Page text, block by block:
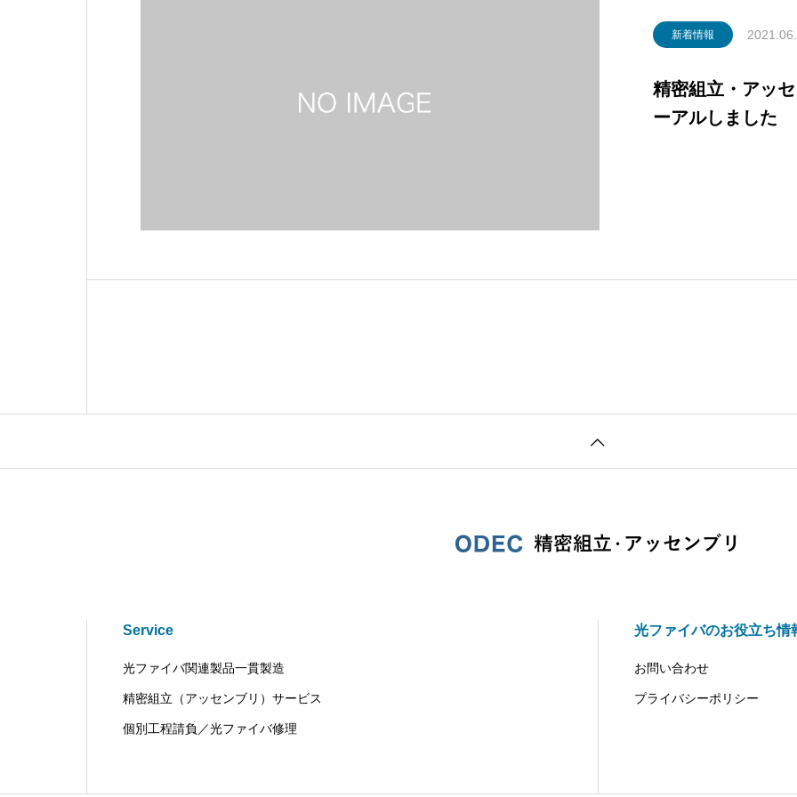
新着情報
精密組立・アッ
ーアルしました
Service
光ファイバ関連製品一貫製造
精密組立（アッセンブリ）サービス
個別工程請負／光ファイバ修理
光ファイバのお役立ち情
お問い合わせ
プライバシーポリシー